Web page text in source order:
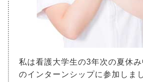
私は看護大学生の3年次の夏休
のインターンシップに参加しま